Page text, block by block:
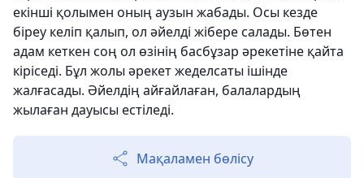
екінші қолымен оның аузын жабады. Осы кезде
біреу келіп қалып, ол әйелді жібере салады. Бөтен
адам кеткен соң ол өзінің басбұзар әрекетіне қайта
кіріседі. Бұл жолы әрекет жеделсаты ішінде
жалғасады. Әйелдің айғайлаған, балалардың
жылаған дауысы естіледі.
Мақаламен бөлісу